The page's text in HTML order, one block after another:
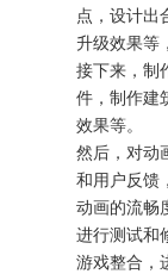
点，设计出
升级效果等
接下来，制
件，制作建
效果等。
然后，对动
和用户反馈
动画的流畅
进行测试和
游戏整合，